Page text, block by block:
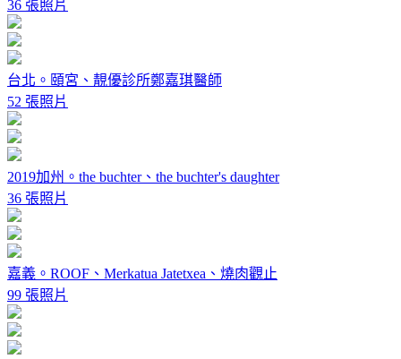
36 張照片
台北。頤宮、靚優診所鄭嘉琪醫師
52 張照片
2019加州。the buchter、the buchter's daughter
36 張照片
嘉義。ROOF、Merkatua Jatetxea、燒肉觀止
99 張照片